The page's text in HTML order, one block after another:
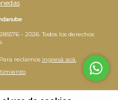
- 2026. Todos los derechos
reclamos ingresá acá.